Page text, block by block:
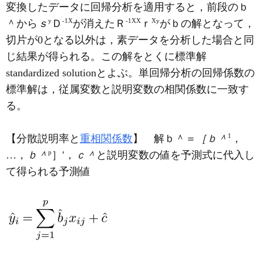
変換したデータに回帰分析を適用すると，前段のｂ
＾から ｓ y Ｄ -1Xが消えたＲ -1XX ｒ Xyがｂの解となって，
切片が0となる以外は，素データを分析した場合と同
じ結果が得られる。この解をとくに標準解
standardized solutionとよぶ。単回帰分析の回帰係数の
標準解は，従属変数と説明変数の相関係数に一致す
る。
【分散説明率と 重相関係数 】 解ｂ＾＝ ［ｂ＾ 1
，
…， ｂ＾ p ］′， ｃ＾ と説明変数の値を予測式に代入し
て得られる予測値